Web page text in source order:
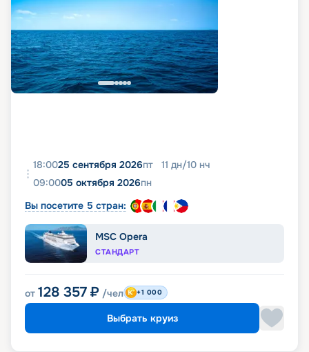
18:0025 сентября 2026пт 11 дн/10 нч
09:0005 октября 2026пн
Вы посетите 5 стран:
MSC Opera
СТАНДАРТ
от 128 357 ₽ /чел +1 000
Выбрать круиз